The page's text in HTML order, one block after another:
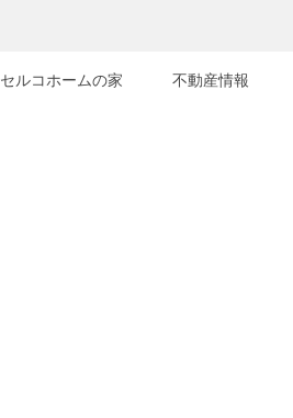
セルコホームの家 不動産情報